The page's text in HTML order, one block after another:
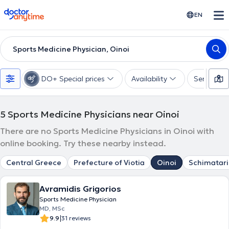
doctoranytime EN
Sports Medicine Physician, Oinoi
DO+ Special prices Availability Services
5 Sports Medicine Physicians near Oinoi
There are no Sports Medicine Physicians in Oinoi with
online booking. Try these nearby instead.
Central Greece Prefecture of Viotia Oinoi Schimatari
Avramidis Grigorios
Sports Medicine Physician
MD, MSc
9.9|31 reviews